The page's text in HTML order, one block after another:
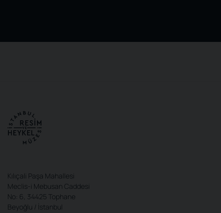
Kılıçali Paşa Mahallesi
Meclis-i Mebusan Caddesi
No: 6, 34425 Tophane
Beyoğlu / İstanbul